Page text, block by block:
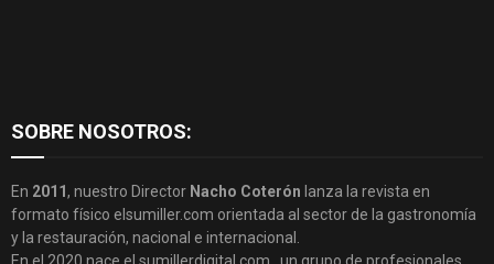
SOBRE NOSOTROS:
En 2011, nuestro Director Nacho Coterón lanza la revista en
formato físico elsumiller.com orientada al sector de la gastronomía
y la restauración, nacional e internacional.